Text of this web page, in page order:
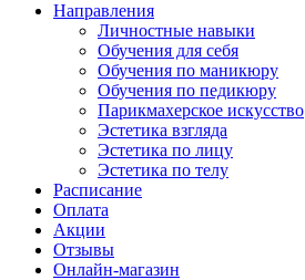
Направления
Личностные навыки
Обучения для себя
Обучения по маникюру
Обучения по педикюру
Парикмахерское искусство
Эстетика взгляда
Эстетика по лицу
Эстетика по телу
Расписание
Оплата
Акции
Отзывы
Онлайн-магазин